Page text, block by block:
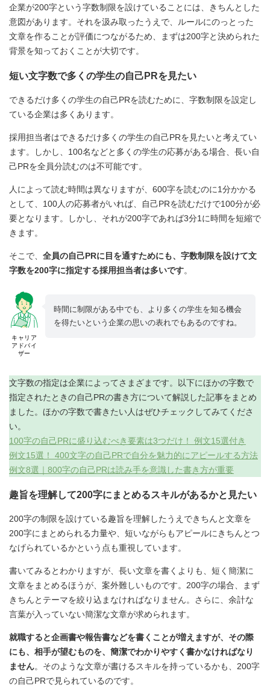
企業が200字という字数制限を設けていることには、きちんとした
意図があります。それを汲み取ったうえで、ルールにのっとった
文章を作ることが評価につながるため、まずは200字と決められた
背景を知っておくことが大切です。
短い文字数で多くの学生の自己PRを見たい
できるだけ多くの学生の自己PRを読むために、字数制限を設定し
ている企業は多くあります。
採用担当者はできるだけ多くの学生の自己PRを見たいと考えてい
ます。しかし、100名などと多くの学生の応募がある場合、長い自
己PRを全員分読むのは不可能です。
人によって読む時間は異なりますが、600字を読むのに1分かかる
として、100人の応募者がいれば、自己PRを読むだけで100分が必
要となります。しかし、それが200字であれば3分1に時間を短縮で
きます。
そこで、 全員の自己PRに目を通すためにも、字数制限を設けて文
字数を200字に指定する採用担当者は多いです。
キャリア
アドバイ
ザー
時間に制限がある中でも、より多くの学生を知る機会
を得たいという企業の思いの表れでもあるのですね。
文字数の指定は企業によってさまざまです。以下にほかの字数で
指定されたときの自己PRの書き方について解説した記事をまとめ
ました。ほかの字数で書きたい人はぜひチェックしてみてくださ
い。
100字の自己PRに盛り込むべき要素は3つだけ！ 例文15選付き
例文15選！ 400文字の自己PRで自分を魅力的にアピールする方法
例文8選｜800字の自己PRは読み手を意識した書き方が重要
趣旨を理解して200字にまとめるスキルがあるかと見たい
200字の制限を設けている趣旨を理解したうえできちんと文章を
200字にまとめられる力量や、短いながらもアピールにきちんとつ
なげられているかという点も重視しています。
書いてみるとわかりますが、長い文章を書くよりも、短く簡潔に
文章をまとめるほうが、案外難しいものです。200字の場合、まず
きちんとテーマを絞り込まなければなりません。さらに、余計な
言葉が入っていない簡潔な文章が求められます。
就職すると企画書や報告書などを書くことが増えますが、その際
にも、相手が望むものを、簡潔でわかりやすく書かなければなり
ません。そのような文章が書けるスキルを持っているかも、200字
の自己PRで見られているのです。